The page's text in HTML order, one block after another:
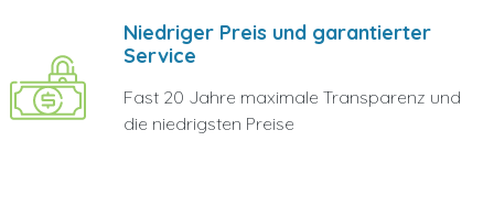
Niedriger Preis und garantierter
Service
Fast 20 Jahre maximale Transparenz und
die niedrigsten Preise